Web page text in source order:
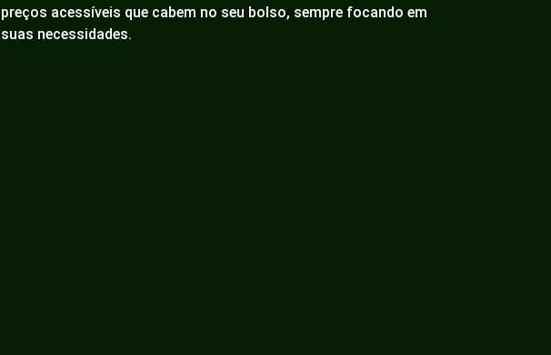
preços acessíveis que cabem no seu bolso, sempre focando em
suas necessidades.